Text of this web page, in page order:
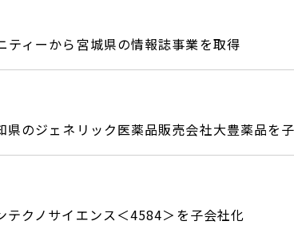
ィーから宮城県の情報誌事業を取得
のジェネリック医薬品販売会社大豊薬品を
テクノサイエンス＜4584＞を子会社化